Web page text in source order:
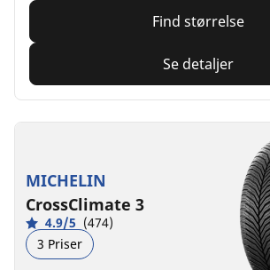
Find størrelse
Se detaljer
MICHELIN
CrossClimate 3
4.9/5 (474)
3 Priser